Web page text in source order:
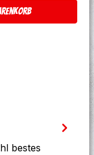
bestes